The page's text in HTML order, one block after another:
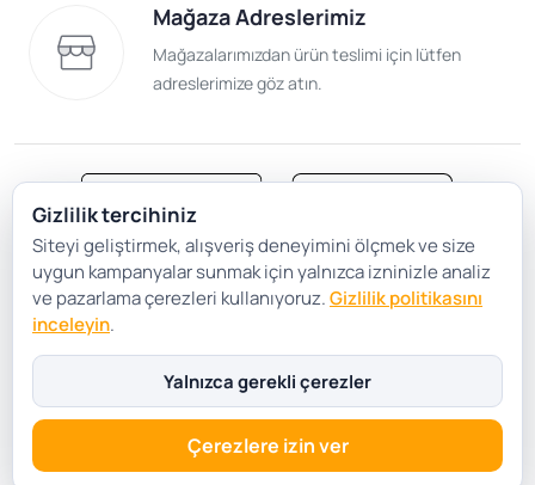
Mağaza Adreslerimiz
Mağazalarımızdan ürün teslimi için lütfen
adreslerimize göz atın.
Satış Sözleşmesi
Gizlilik ve Güvenlik
Gizlilik Politikası
Çerez Tercihleri
Gizlilik tercihiniz
Siteyi geliştirmek, alışveriş deneyimini ölçmek ve size
uygun kampanyalar sunmak için yalnızca izninizle analiz
ve pazarlama çerezleri kullanıyoruz.Gizlilik politikasını
inceleyin.
Yalnızca gerekli çerezler
Çerezlere izin ver